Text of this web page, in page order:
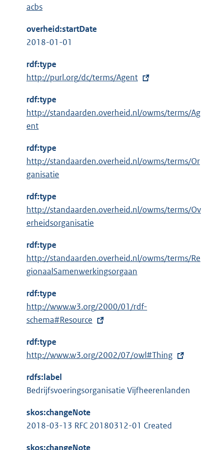
acbs
overheid:startDate
2018-01-01
rdf:type
E
t
e
r
e
n
k
:
http://purl.org/dc/terms/Agent
rdf:type
http://standaarden.overheid.nl/owms/terms/Ag
ent
rdf:type
http://standaarden.overheid.nl/owms/terms/Or
ganisatie
rdf:type
http://standaarden.overheid.nl/owms/terms/Ov
erheidsorganisatie
rdf:type
http://standaarden.overheid.nl/owms/terms/Re
gionaalSamenwerkingsorgaan
rdf:type
E
x
e
r
e
i
n
http://www.w3.org/2000/01/rdf-
schema#Resource
rdf:type
E
t
e
n
l
http://www.w3.org/2002/07/owl#Thing
rdfs:label
Bedrijfsvoeringsorganisatie Vijfheerenlanden
skos:changeNote
2018-03-13 RFC 20180312-01 Created
skos:changeNote